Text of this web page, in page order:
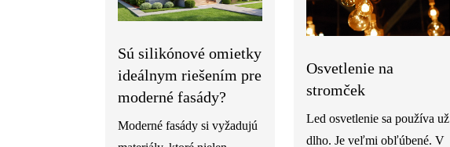
Sú silikónové omietky
ideálnym riešením pre
moderné fasády?
Moderné fasády si vyžadujú
Osvetlenie na
stromček
Led osvetlenie sa používa už
dlho. Je veľmi obľúbené. V